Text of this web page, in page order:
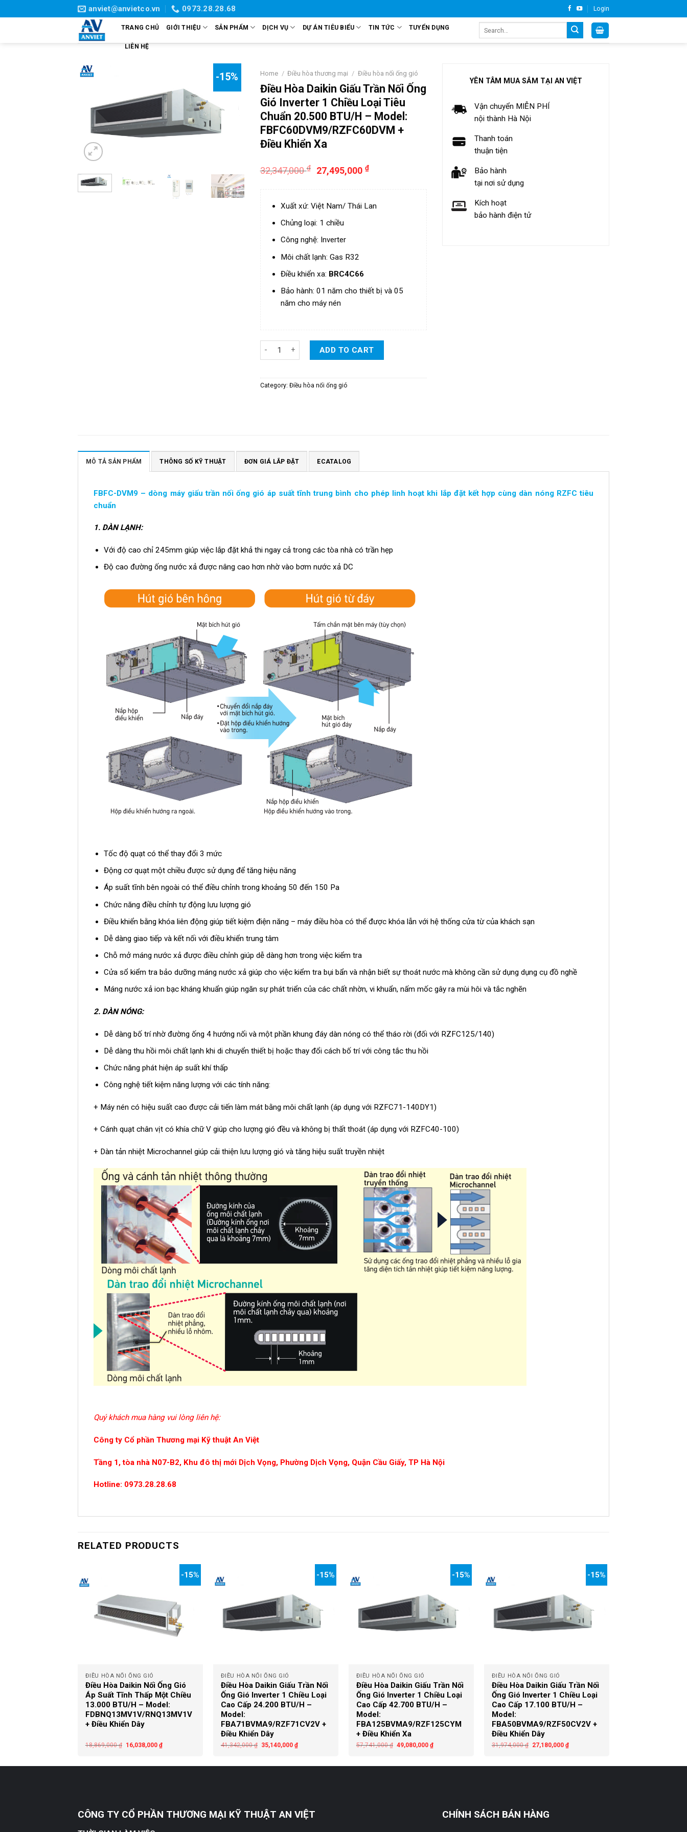
to
anviet@anvietco.vn 0973.28.28.68 Login
TRANG CHỦ GIỚI THIỆU SẢN PHẨM DỊCH VỤ DỰ ÁN TIÊU BIỂU TIN TỨC TUYỂN DỤNG
LIÊN HỆ
-15% Home / Điều hòa thương mại / Điều hòa nối ống gió
Điều Hòa Daikin Giấu Trần Nối Ống
Gió Inverter 1 Chiều Loại Tiêu
Chuẩn 20.500 BTU/H – Model:
FBFC60DVM9/RZFC60DVM +
Điều Khiển Xa
32,347,000₫ 27,495,000₫
Xuất xứ: Việt Nam/ Thái Lan
Chủng loại: 1 chiều
Công nghệ: Inverter
Môi chất lạnh: Gas R32
Điều khiển xa: BRC4C66
Bảo hành: 01 năm cho thiết bị và 05
năm cho máy nén
ADD TO CART
Category: Điều hòa nối ống gió
YÊN TÂM MUA SẮM TẠI AN VIỆT
Vận chuyển MIỄN PHÍ
nội thành Hà Nội
Thanh toán
thuận tiện
Bảo hành
tại nơi sử dụng
Kích hoạt
bảo hành điện tử
MÔ TẢ SẢN PHẨM THÔNG SỐ KỸ THUẬT ĐƠN GIÁ LẮP ĐẶT ECATALOG
FBFC-DVM9 – dòng máy giấu trần nối ống gió áp suất tĩnh trung bình cho phép linh hoạt khi lắp đặt kết hợp cùng dàn nóng RZFC tiêu
chuẩn
1. DÀN LẠNH:
Với độ cao chỉ 245mm giúp việc lắp đặt khả thi ngay cả trong các tòa nhà có trần hẹp
Độ cao đường ống nước xả được nâng cao hơn nhờ vào bơm nước xả DC
Tốc độ quạt có thể thay đổi 3 mức
Động cơ quạt một chiều được sử dụng để tăng hiệu năng
Áp suất tĩnh bên ngoài có thể điều chỉnh trong khoảng 50 đến 150 Pa
Chức năng điều chỉnh tự động lưu lượng gió
Điều khiển bằng khóa liên động giúp tiết kiệm điện năng – máy điều hòa có thể được khóa lẫn với hệ thống cửa từ của khách sạn
Dễ dàng giao tiếp và kết nối với điều khiển trung tâm
Chỗ mở máng nước xả được điều chỉnh giúp dễ dàng hơn trong việc kiểm tra
Cửa sổ kiểm tra bảo dưỡng máng nước xả giúp cho việc kiểm tra bụi bẩn và nhận biết sự thoát nước mà không cần sử dụng dụng cụ đồ nghề
Máng nước xả ion bạc kháng khuẩn giúp ngăn sự phát triển của các chất nhờn, vi khuẩn, nấm mốc gây ra mùi hôi và tắc nghẽn
2. DÀN NÓNG:
Dễ dàng bố trí nhờ đường ống 4 hướng nối và một phần khung đáy dàn nóng có thể tháo rời (đối với RZFC125/140)
Dễ dàng thu hồi môi chất lạnh khi di chuyển thiết bị hoặc thay đổi cách bố trí với công tắc thu hồi
Chức năng phát hiện áp suất khí thấp
Công nghệ tiết kiệm năng lượng với các tính năng:
+ Máy nén có hiệu suất cao được cải tiến làm mát bằng môi chất lạnh (áp dụng với RZFC71-140DY1)
+ Cánh quạt chân vịt có khía chữ V giúp cho lượng gió đều và không bị thất thoát (áp dụng với RZFC40-100)
+ Dàn tản nhiệt Microchannel giúp cải thiện lưu lượng gió và tăng hiệu suất truyền nhiệt
Quý khách mua hàng vui lòng liên hệ:
Công ty Cổ phần Thương mại Kỹ thuật An Việt
Tầng 1, tòa nhà N07-B2, Khu đô thị mới Dịch Vọng, Phường Dịch Vọng, Quận Cầu Giấy, TP Hà Nội
Hotline: 0973.28.28.68
RELATED PRODUCTS
-15%
ĐIỀU HÒA NỐI ỐNG GIÓ
Điều Hòa Daikin Nối Ống Gió
Áp Suất Tĩnh Thấp Một Chiều
13.000 BTU/H – Model:
FDBNQ13MV1V/RNQ13MV1V
+ Điều Khiển Dây
18,869,000₫ 16,038,000₫
-15%
ĐIỀU HÒA NỐI ỐNG GIÓ
Điều Hòa Daikin Giấu Trần Nối
Ống Gió Inverter 1 Chiều Loại
Cao Cấp 24.200 BTU/H –
Model:
FBA71BVMA9/RZF71CV2V +
Điều Khiển Dây
41,342,000₫ 35,140,000₫
-15%
ĐIỀU HÒA NỐI ỐNG GIÓ
Điều Hòa Daikin Giấu Trần Nối
Ống Gió Inverter 1 Chiều Loại
Cao Cấp 42.700 BTU/H –
Model:
FBA125BVMA9/RZF125CYM
+ Điều Khiển Xa
57,741,000₫ 49,080,000₫
-15%
ĐIỀU HÒA NỐI ỐNG GIÓ
Điều Hòa Daikin Giấu Trần Nối
Ống Gió Inverter 1 Chiều Loại
Cao Cấp 17.100 BTU/H –
Model:
FBA50BVMA9/RZF50CV2V +
Điều Khiển Dây
31,974,000₫ 27,180,000₫
CÔNG TY CỔ PHẦN THƯƠNG MẠI KỸ THUẬT AN VIỆT CHÍNH SÁCH BÁN HÀNG